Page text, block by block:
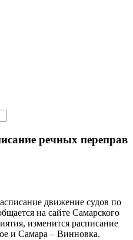
речных переправ
движение судов по
на сайте Самарского
изменится расписание
и Самара – Винновка.